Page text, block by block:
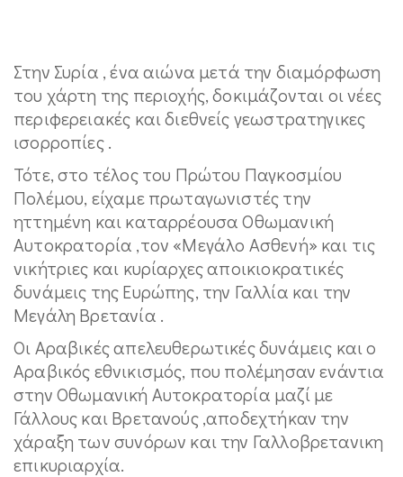
Στην Συρία , ένα αιώνα μετά την διαμόρφωση
του χάρτη της περιοχής, δοκιμάζονται οι νέες
περιφερειακές και διεθνείς γεωστρατηγικες
ισορροπίες .
Τότε, στο τέλος του Πρώτου Παγκοσμίου
Πολέμου, είχαμε πρωταγωνιστές την
ηττημένη και καταρρέουσα Οθωμανική
Αυτοκρατορία ,τον «Μεγάλο Ασθενή» και τις
νικήτριες και κυρίαρχες αποικιοκρατικές
δυνάμεις της Ευρώπης, την Γαλλία και την
Μεγάλη Βρετανία .
Οι Αραβικές απελευθερωτικές δυνάμεις και ο
Αραβικός εθνικισμός, που πολέμησαν ενάντια
στην Οθωμανική Αυτοκρατορία μαζί με
Γάλλους και Βρετανούς ,αποδεχτήκαν την
χάραξη των συνόρων και την Γαλλοβρετανικη
επικυριαρχία.